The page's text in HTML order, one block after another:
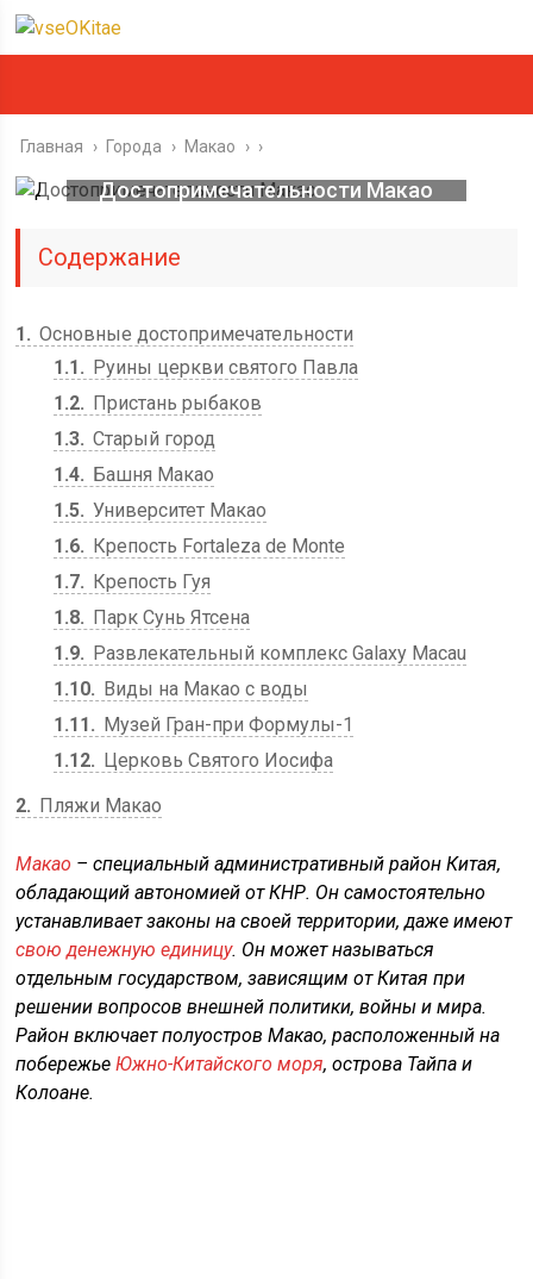
Главная › Города › Макао ›
Достопримечательности Макао
Содержание
1
Основные достопримечательности
1.1
Руины церкви святого Павла
1.2
Пристань рыбаков
1.3 Старый город
1.4
Башня Макао
1.5 Университет Макао
1.6
Крепость Fortaleza de Monte
1.7
Крепость Гуя
1.8
Парк Сунь Ятсена
1.9
Развлекательный комплекс Galaxy Macau
1.10
Виды на Макао с воды
1.11
Музей Гран-при Формулы-1
1.12
Церковь Святого Иосифа
2
Пляжи Макао
Макао – специальный административный район Китая,
обладающий автономией от КНР. Он самостоятельно
устанавливает законы на своей территории, даже имеют
свою денежную единицу. Он может называться
отдельным государством, зависящим от Китая при
решении вопросов внешней политики, войны и мира.
Район включает полуостров Макао, расположенный на
побережье Южно-Китайского моря, острова Тайпа и
Колоане.